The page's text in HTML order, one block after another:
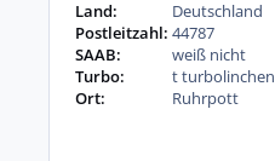
Land:
Deutschland
Postleitzahl: 44787
SAAB:
weiß nicht
Turbo:
t turbolinchen
Ort:
Ruhrpott